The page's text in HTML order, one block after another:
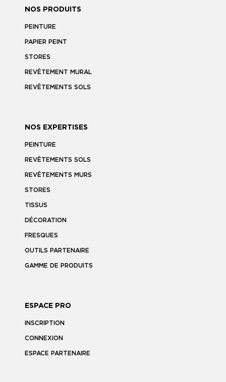
NOS PRODUITS
PEINTURE
PAPIER PEINT
STORES
REVÊTEMENT MURAL
REVÊTEMENTS SOLS
NOS EXPERTISES
PEINTURE
REVÊTEMENTS SOLS
REVÊTEMENTS MURS
STORES
TISSUS
DÉCORATION
FRESQUES
OUTILS PARTENAIRE
GAMME DE PRODUITS
ESPACE PRO
INSCRIPTION
CONNEXION
ESPACE PARTENAIRE